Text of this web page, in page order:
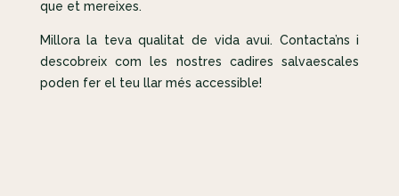
que et mereixes.
Millora la teva qualitat de vida avui. Contacta’ns i
descobreix com les nostres cadires salvaescales
poden fer el teu llar més accessible!